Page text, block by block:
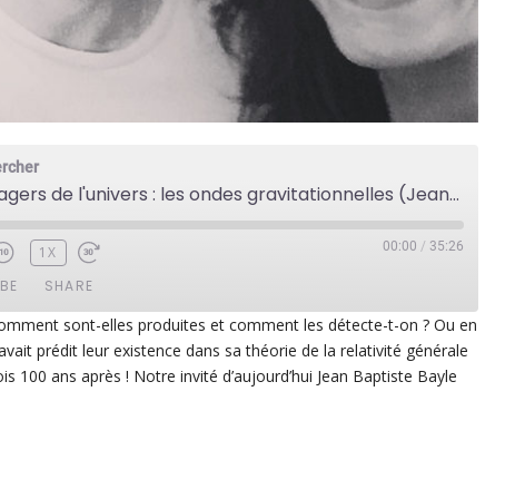
Nouveaux messagers de l'univers : les ondes gravitationnelles (Jean-Baptiste Bayle)
1X 00:00 / 35:26
SHARE
Google Play
RSS
sont-elles produites et comment les détecte-t-on ? Ou en
prédit leur existence dans sa théorie de la relativité générale
ans après ! Notre invité d’aujourd’hui Jean Baptiste Bayle